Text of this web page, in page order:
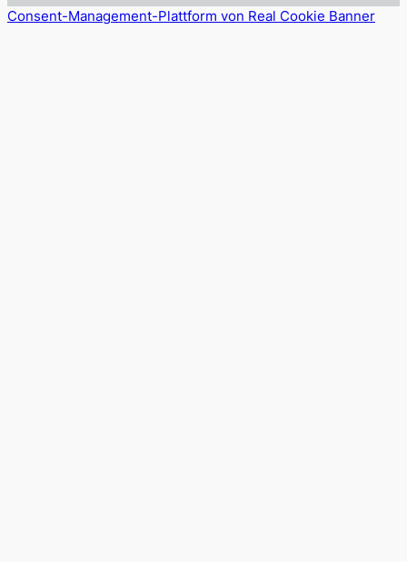
Consent-Management-Plattform von Real Cookie Banner